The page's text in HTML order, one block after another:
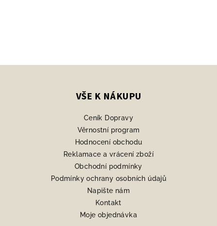
Z
VŠE K NÁKUPU
Ceník Dopravy
Věrnostní program
Hodnocení obchodu
Reklamace a vrácení zboží
Obchodní podmínky
Podmínky ochrany osobních údajů
Napište nám
Kontakt
Moje objednávka